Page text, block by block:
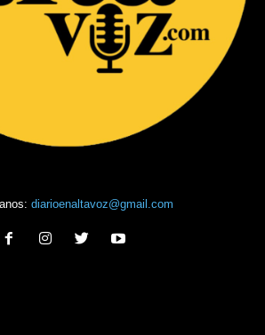
diarioenaltavoz@gmail.com